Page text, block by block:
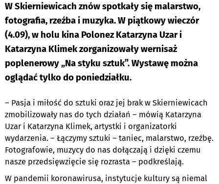
W Skierniewicach znów spotkały się malarstwo,
fotografia, rzeźba i muzyka. W piątkowy wieczór
(4.09), w holu kina Polonez Katarzyna Uzar i
Katarzyna Klimek zorganizowały wernisaż
poplenerowy „Na styku sztuk”. Wystawę można
oglądać tylko do poniedziałku.
– Pasja i miłość do sztuki oraz jej brak w Skierniewicach
zmobilizowały nas do tych działań – mówią Katarzyna
Uzar i Katarzyna Klimek, artystki i organizatorki
wydarzenia. – Łączymy sztuki – taniec, malarstwo, rzeźbę.
Fotografowie, muzycy do nas dołączają i dzięki czemu
nasze przedsięwzięcie się rozrasta – podkreślają.
W pandemii koronawirusa, instytucje kultury są niemal